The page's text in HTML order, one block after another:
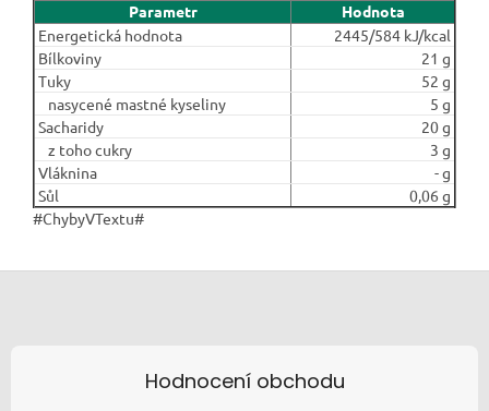
Parametr
Hodnota
Energetická hodnota
2445/584 kJ/kcal
Bílkoviny
21 g
Tuky
52 g
nasycené mastné kyseliny
5 g
Sacharidy
20 g
z toho cukry
3 g
Vláknina
- g
Sůl
0,06 g
#ChybyVTextu#
Hodnocení obchodu